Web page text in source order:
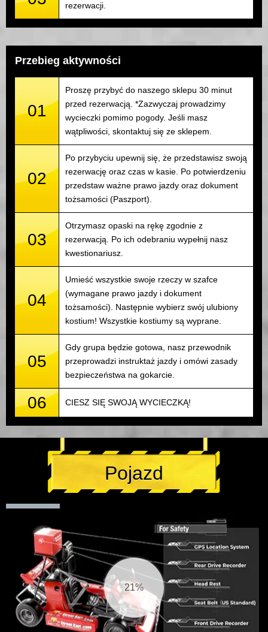
rezerwacji.
Przebieg aktywności
01
Proszę przybyć do naszego sklepu 30 minut
przed rezerwacją. *Zazwyczaj prowadzimy
wycieczki pomimo pogody. Jeśli masz
wątpliwości, skontaktuj się ze sklepem.
02
Po przybyciu upewnij się, że przedstawisz swoją
rezerwację oraz czas w kasie. Po potwierdzeniu
przedstaw ważne prawo jazdy oraz dokument
tożsamości (Paszport).
03
Otrzymasz opaski na rękę zgodnie z
rezerwacją. Po ich odebraniu wypełnij nasz
kwestionariusz.
04
Umieść wszystkie swoje rzeczy w szafce
(wymagane prawo jazdy i dokument
tożsamości). Następnie wybierz swój ulubiony
kostium! Wszystkie kostiumy są wyprane.
05
Gdy grupa będzie gotowa, nasz przewodnik
przeprowadzi instruktaż jazdy i omówi zasady
bezpieczeństwa na gokarcie.
06 CIESZ SIĘ SWOJĄ WYCIECZKĄ!
Pojazd
21%